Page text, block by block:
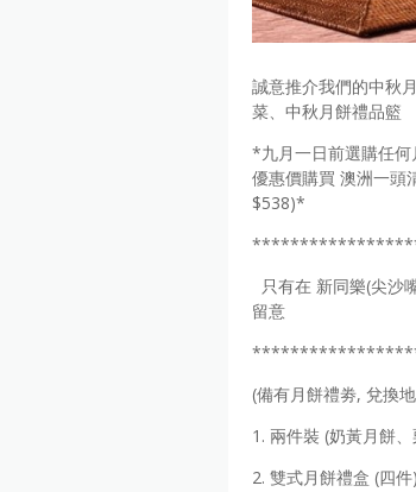
誠意推介我們的中秋
菜、中秋月餅禮品籃
*九月一日前選購任何
優惠價購買 澳洲一
$538)*
只有在 新同樂(尖沙
留意
(備有月餅禮劵, 兌換
1. 兩件裝 (奶黃月餅
2. 雙式月餅禮盒 (四